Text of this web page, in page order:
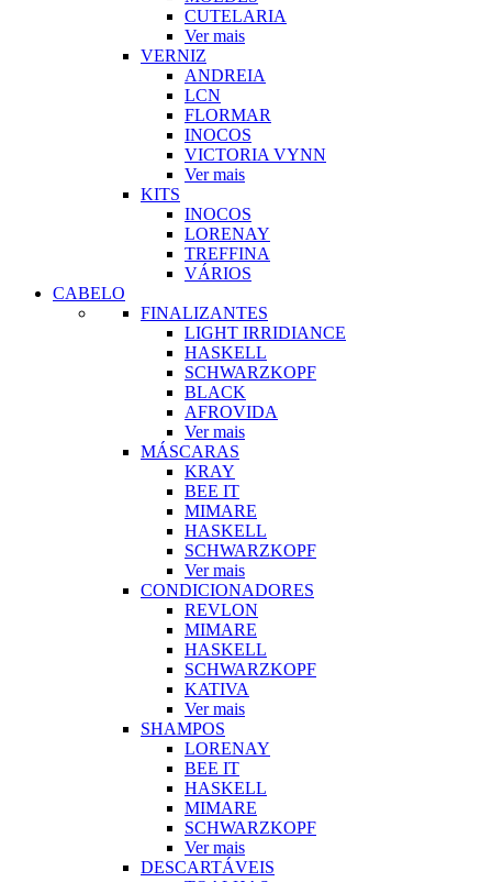
CUTELARIA
Ver mais
VERNIZ
ANDREIA
LCN
FLORMAR
INOCOS
VICTORIA VYNN
Ver mais
KITS
INOCOS
LORENAY
TREFFINA
VÁRIOS
CABELO
FINALIZANTES
LIGHT IRRIDIANCE
HASKELL
SCHWARZKOPF
BLACK
AFROVIDA
Ver mais
MÁSCARAS
KRAY
BEE IT
MIMARE
HASKELL
SCHWARZKOPF
Ver mais
CONDICIONADORES
REVLON
MIMARE
HASKELL
SCHWARZKOPF
KATIVA
Ver mais
SHAMPOS
LORENAY
BEE IT
HASKELL
MIMARE
SCHWARZKOPF
Ver mais
DESCARTÁVEIS